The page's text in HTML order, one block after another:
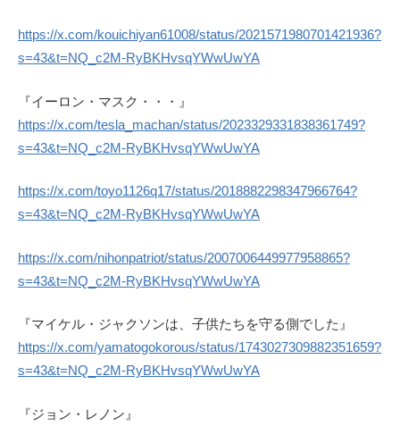
https://x.com/kouichiyan61008/status/2021571980701421936?
s=43&t=NQ_c2M-RyBKHvsqYWwUwYA
『イーロン・マスク・・・』
https://x.com/tesla_machan/status/2023329331838361749?
s=43&t=NQ_c2M-RyBKHvsqYWwUwYA
https://x.com/toyo1126q17/status/2018882298347966764?
s=43&t=NQ_c2M-RyBKHvsqYWwUwYA
https://x.com/nihonpatriot/status/2007006449977958865?
s=43&t=NQ_c2M-RyBKHvsqYWwUwYA
『マイケル・ジャクソンは、子供たちを守る側でした』
https://x.com/yamatogokorous/status/1743027309882351659?
s=43&t=NQ_c2M-RyBKHvsqYWwUwYA
『ジョン・レノン』